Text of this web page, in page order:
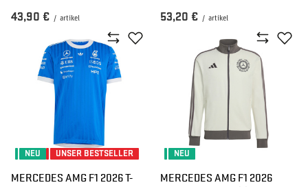
43,90 € / artikel 53,20 € / artikel
NEU UNSER BESTSELLER
MERCEDES AMG F1 2026 T-
NEU
MERCEDES AMG F1 2026